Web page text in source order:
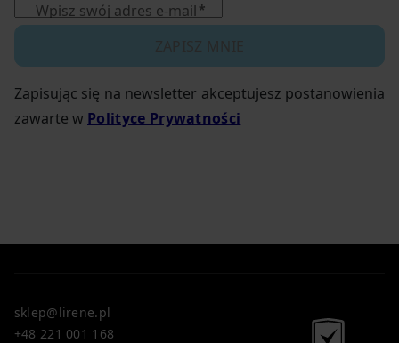
Wpisz swój adres e-mail
Zapisując się na newsletter akceptujesz postanowienia
zawarte w Polityce Prywatności
sklep@lirene.pl
+48 221 001 168